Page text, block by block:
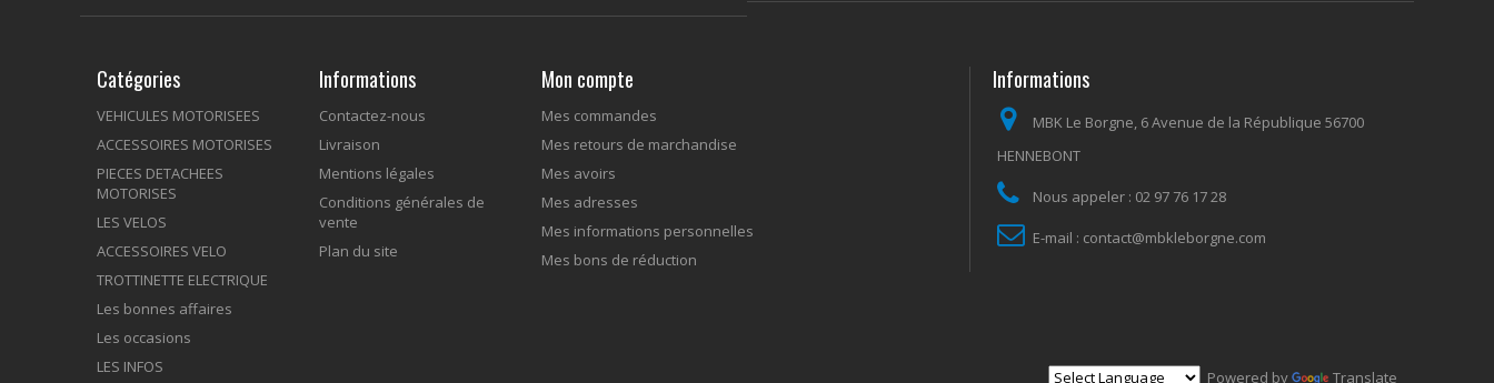
Catégories
VEHICULES MOTORISEES
ACCESSOIRES MOTORISES
PIECES DETACHEES
MOTORISES
LES VELOS
ACCESSOIRES VELO
TROTTINETTE ELECTRIQUE
Les bonnes affaires
Les occasions
LES INFOS
Informations
Contactez-nous
Livraison
Mentions légales
Conditions générales de
vente
Plan du site
Mon compte
Mes commandes
Mes retours de marchandise
Mes avoirs
Mes adresses
Mes informations personnelles
Mes bons de réduction
Informations
MBK Le Borgne, 6 Avenue de la République 56700
HENNEBONT
Nous appeler : 02 97 76 17 28
E-mail : contact@mbkleborgne.com
Powered by Translate